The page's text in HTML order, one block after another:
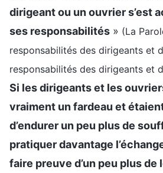
dirigeant ou un ouvrier s’est
ses responsabilités » (La
responsabilités des dirigeants et
responsabilités des dirigeants et
Si les dirigeants et les
vraiment un fardeau et
d’endurer un peu plus de
pratiquer davantage
faire preuve d’un peu plus de